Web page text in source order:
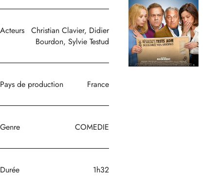
Acteurs
Christian Clavier, Didier
Bourdon, Sylvie Testud
Pays de production France
Genre COMEDIE
Durée 1h32